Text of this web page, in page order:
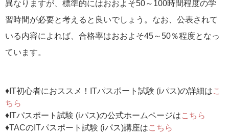
異なりますが、標準的にはおおよそ50～100時間程度の学
習時間が必要と考えると良いでしょう。なお、公表されて
いる内容によれば、合格率はおおよそ45～50％程度となっ
ています。
♦IT初心者におススメ！ITパスポート試験 (iパス)の詳細はこ
ちら
♦ITパスポート試験 (iパス)の公式ホームページはこちら
♦TACのITパスポート試験 (iパス)講座はこちら